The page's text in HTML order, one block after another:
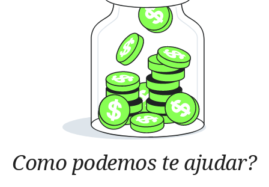
Como podemos te ajudar?